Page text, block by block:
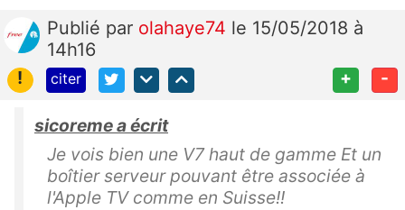
Publié par olahaye74 le 15/05/2018 à
14h16
!
citer + -
sicoreme a écrit
Je vois bien une V7 haut de gamme Et un
boîtier serveur pouvant être associée à
l'Apple TV comme en Suisse!!